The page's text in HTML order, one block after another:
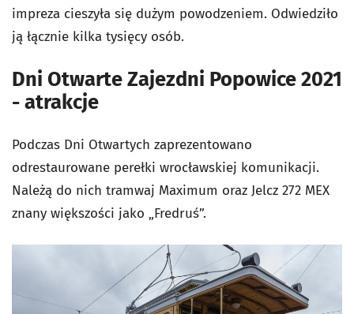
impreza cieszyła się dużym powodzeniem. Odwiedziło
ją łącznie kilka tysięcy osób.
Dni Otwarte Zajezdni Popowice 2021
- atrakcje
Podczas Dni Otwartych zaprezentowano
odrestaurowane perełki wrocławskiej komunikacji.
Należą do nich tramwaj Maximum oraz Jelcz 272 MEX
znany większości jako „Fredruś”.